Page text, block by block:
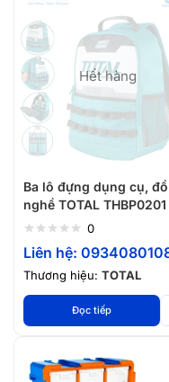
Hết hàng
Ba lô đựng dụng cụ, đồ
nghề TOTAL THBP0201
0
Liên hệ:
Thương hiệu: TOTAL
Đọc tiếp